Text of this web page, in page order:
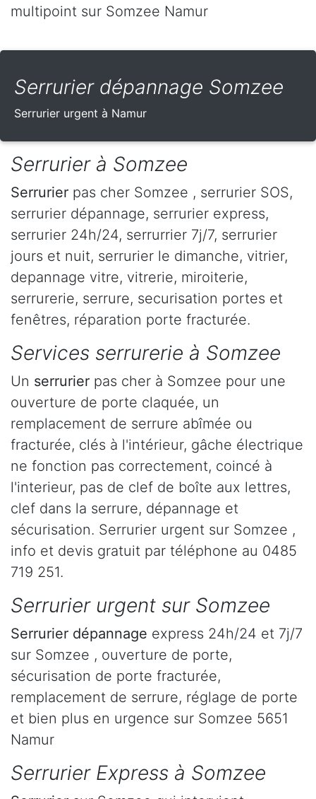
multipoint sur Somzee Namur
Serrurier dépannage Somzee
Serrurier urgent à Namur
Serrurier à Somzee
Serrurier pas cher Somzee , serrurier SOS,
serrurier dépannage, serrurier express,
serrurier 24h/24, serrurrier 7j/7, serrurier
jours et nuit, serrurier le dimanche, vitrier,
depannage vitre, vitrerie, miroiterie,
serrurerie, serrure, securisation portes et
fenêtres, réparation porte fracturée.
Services serrurerie à Somzee
Un serrurier pas cher à Somzee pour une
ouverture de porte claquée, un
remplacement de serrure abîmée ou
fracturée, clés à l'intérieur, gâche électrique
ne fonction pas correctement, coincé à
l'interieur, pas de clef de boîte aux lettres,
clef dans la serrure, dépannage et
sécurisation. Serrurier urgent sur Somzee ,
info et devis gratuit par téléphone au 0485
719 251.
Serrurier urgent sur Somzee
Serrurier dépannage express 24h/24 et 7j/7
sur Somzee , ouverture de porte,
sécurisation de porte fracturée,
remplacement de serrure, réglage de porte
et bien plus en urgence sur Somzee 5651
Namur
Serrurier Express à Somzee